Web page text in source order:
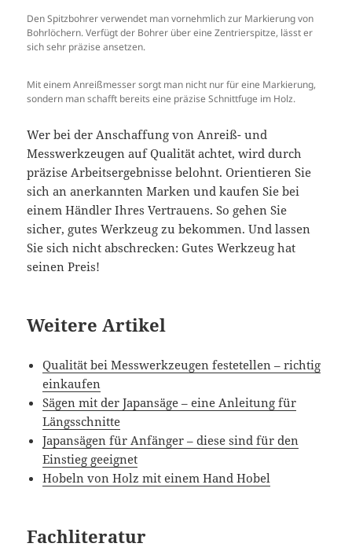
Den Spitzbohrer verwendet man vornehmlich zur Markierung von
Bohrlöchern. Verfügt der Bohrer über eine Zentrierspitze, lässt er
sich sehr präzise ansetzen.
Mit einem Anreißmesser sorgt man nicht nur für eine Markierung,
sondern man schafft bereits eine präzise Schnittfuge im Holz.
Wer bei der Anschaffung von Anreiß- und
Messwerkzeugen auf Qualität achtet, wird durch
präzise Arbeitsergebnisse belohnt. Orientieren Sie
sich an anerkannten Marken und kaufen Sie bei
einem Händler Ihres Vertrauens. So gehen Sie
sicher, gutes Werkzeug zu bekommen. Und lassen
Sie sich nicht abschrecken: Gutes Werkzeug hat
seinen Preis!
Weitere Artikel
Qualität bei Messwerkzeugen festetellen – richtig
einkaufen
Sägen mit der Japansäge – eine Anleitung für
Längsschnitte
Japansägen für Anfänger – diese sind für den
Einstieg geeignet
Hobeln von Holz mit einem Hand Hobel
Fachliteratur